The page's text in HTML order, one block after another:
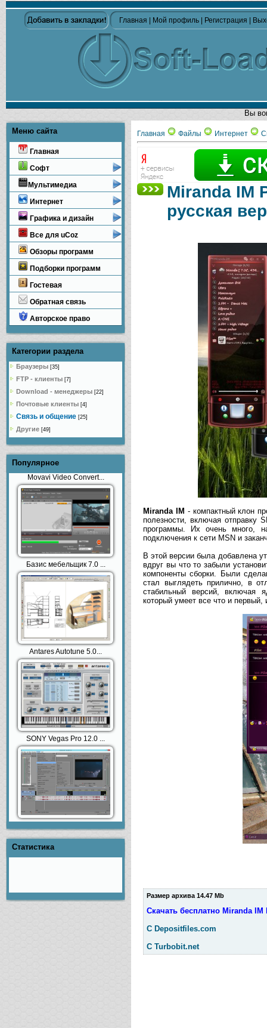
Главная Мой профиль Регистрация
Вы
Меню сайта
Главная
Софт
Мультимедиа
Интернет
Графика и дизайн
Все для uCoz
Обзоры программ
Подборки программ
Гостевая
Обратная связь
Авторское право
Категории раздела
Браузеры [35]
FTP - клиенты [7]
Download - менеджеры [22]
Почтовые клиенты [4]
Связь и общение [25]
Другие [49]
Популярное
Movavi Video Convert...
Базис мебельщик 7.0 ...
Antares Autotune 5.0...
SONY Vegas Pro 12.0 ...
Статистика
Главная Файлы Интернет
Miranda IM
русская
Miranda IM - компактный клон
полезности, включая отправку
программы. Их очень много,
подключения к сети MSN и
В этой версии была добавлена
вдруг вы что то забыли
компоненты сборки. Были
стал выглядеть прилично, в
стабильный версий, включая
который умеет все что и
Размер архива 14.47 Mb
Скачать бесплатно Miranda
С Depositfiles.com
С Turbobit.net